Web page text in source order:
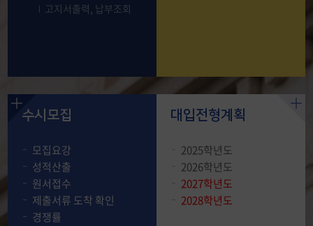
고지서출력, 납부조회
수시모집
모집요강
성적산출
원서접수
제출서류 도착 확인
경쟁률
대입전형계획
2025학년도
2026학년도
2027학년도
2028학년도